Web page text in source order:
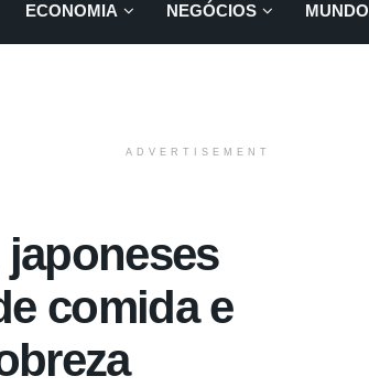
ECONOMIA NEGÓCIOS MUNDO
ADVERTISEMENT
comida e